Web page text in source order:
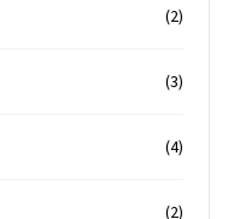
(2)
(3)
(4)
(2)